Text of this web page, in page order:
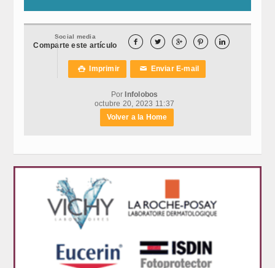
Social media
Comparte este artículo     
 Imprimir ✉ Enviar E-mail
PorInfolobos
octubre 20, 2023 11:37
Volver a la Home